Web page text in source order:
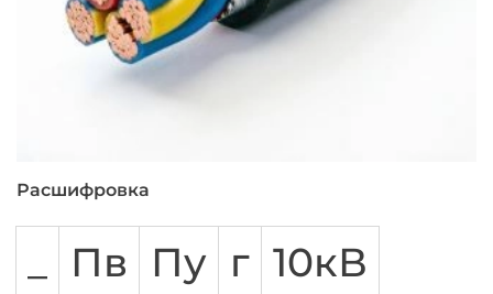
Расшифровка
Пв Пу г 10кВ